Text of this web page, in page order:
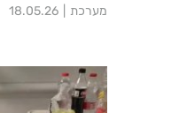
מערכת 18.05.26